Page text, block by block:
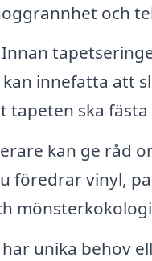
och
Innan
innefatta att
tapeten ska
kan ge råd
föredrar vinyl,
unika behov